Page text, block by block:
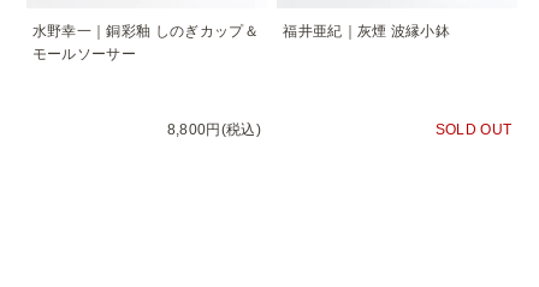
水野幸一｜銅彩釉 しのぎカップ＆
モールソーサー
8,800円(税込)
福井亜紀｜灰煙 波縁小鉢
SOLD OUT